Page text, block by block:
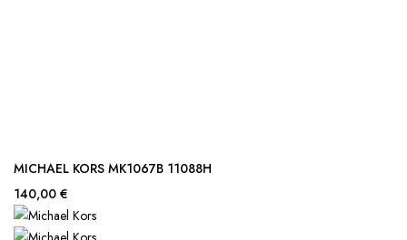
MICHAEL KORS MK1067B 11088H
140,00 €